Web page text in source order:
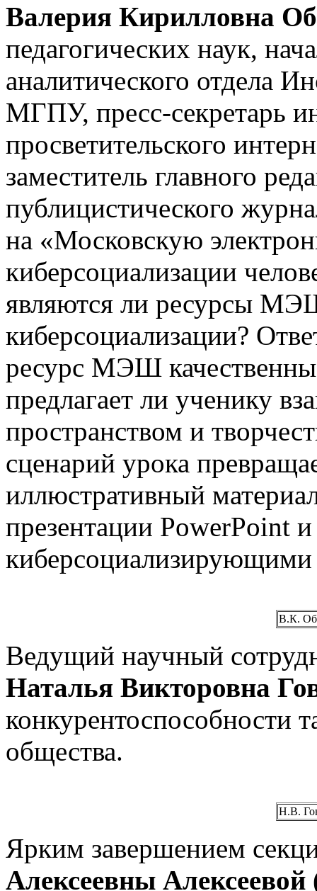
Валерия Кирилловна
педагогических наук,
аналитического отдела
МГПУ, пресс-секретарь
просветительского
заместитель главного
публицистического
на «Московскую
киберсоциализации
являются ли ресурсы
киберсоциализации?
ресурс МЭШ
предлагает ли ученику
пространством и
сценарий урока
иллюстративный
презентации PowerPoint
В.К.
Ведущий научный
Наталья Викторовна
конкурентоспособности
общества.
Н.В.
Ярким завершением
Алексеевны